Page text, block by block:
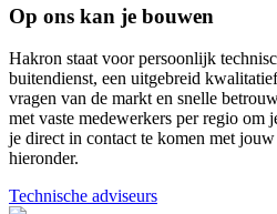
Op ons kan je bouwen
Hakron staat voor persoonlijk
buitendienst, een uitgebreid
vragen van de markt en snelle
met vaste medewerkers per regio om
je direct in contact te komen met
hieronder.
Technische adviseurs